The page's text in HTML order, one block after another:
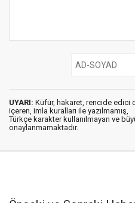
UYARI: Küfür, hakaret, rencide edici
içeren, imla kuralları ile yazılmamış,
Türkçe karakter kullanılmayan ve
onaylanmamaktadır.